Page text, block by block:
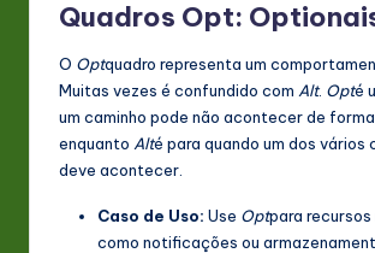
Quadros Opt:
O Optquadro representa um
Muitas vezes é confundido com Alt. Opté
um caminho pode não acontecer de forma
enquanto Alté para quando um dos vários
deve acontecer.
Caso de Uso: Use Optpara
como notificações ou